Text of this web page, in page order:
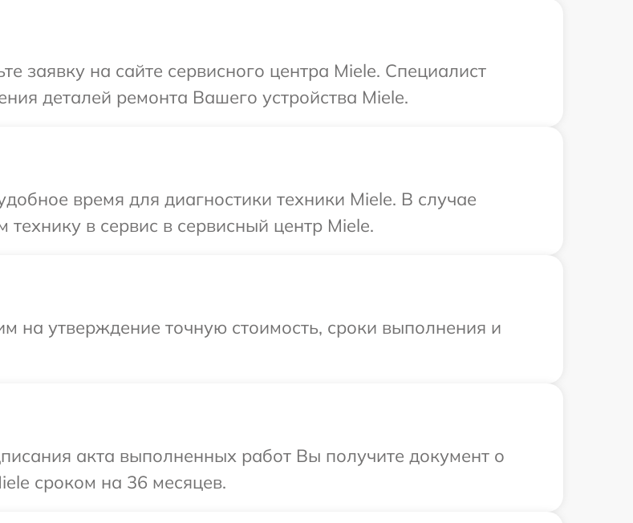
заявку на сайте сервисного центра Miele. Специалист
деталей ремонта Вашего устройства Miele.
время для диагностики техники Miele. В случае
в сервис в сервисный центр Miele.
на утверждение точную стоимость, сроки выполнения и
акта выполненных работ Вы получите документ о
сроком на 36 месяцев.